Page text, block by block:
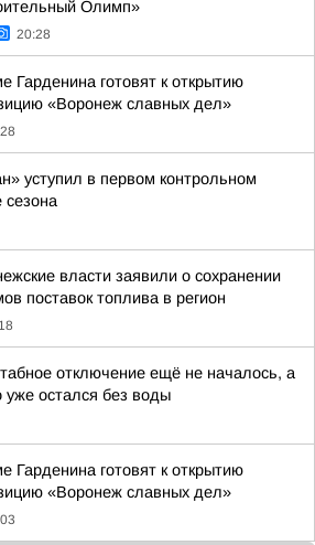
Олимп»
20:28
Гарденина готовят к открытию
«Воронеж славных дел»
уступил в первом контрольном
сезона
власти заявили о сохранении
поставок топлива в регион
отключение ещё не началось, а
уже остался без воды
Гарденина готовят к открытию
«Воронеж славных дел»